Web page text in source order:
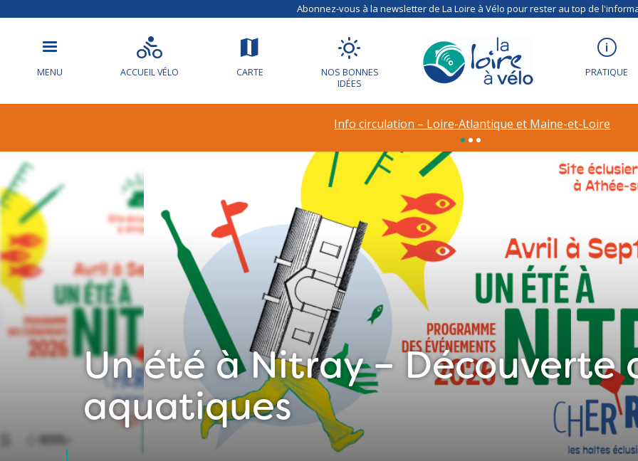
Abonnez-vous à la newsletter de La Loire à Vélo pour rester au top de
MENU ACCUEIL VÉLO CARTE
NOS BONNES
IDÉES
PRATIQUE
Info circulation – Loire-Atlantique et Maine-et-Loire
Un été à Nitray – Découverte
aquatiques